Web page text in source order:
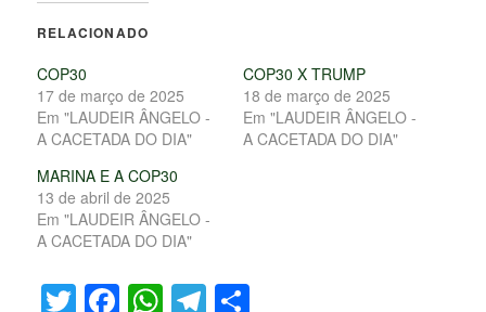
RELACIONADO
COP30
17 de março de 2025
Em "LAUDEIR ÂNGELO -
A CACETADA DO DIA"
COP30 X TRUMP
18 de março de 2025
Em "LAUDEIR ÂNGELO -
A CACETADA DO DIA"
MARINA E A COP30
13 de abril de 2025
Em "LAUDEIR ÂNGELO -
A CACETADA DO DIA"
Twitter
Facebook
WhatsApp
Telegram